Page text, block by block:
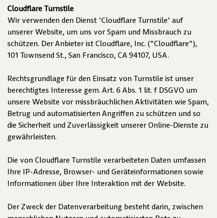
Cloudflare Turnstile
Wir verwenden den Dienst 'Cloudflare Turnstile' auf
unserer Website, um uns vor Spam und Missbrauch zu
schützen. Der Anbieter ist Cloudflare, Inc. ("Cloudflare"),
101 Townsend St., San Francisco, CA 94107, USA.
Rechtsgrundlage für den Einsatz von Turnstile ist unser
berechtigtes Interesse gem. Art. 6 Abs. 1 lit. f DSGVO um
unsere Website vor missbräuchlichen Aktivitäten wie Spam,
Betrug und automatisierten Angriffen zu schützen und so
die Sicherheit und Zuverlässigkeit unserer Online-Dienste zu
gewährleisten.
Die von Cloudflare Turnstile verarbeiteten Daten umfassen
Ihre IP-Adresse, Browser- und Geräteinformationen sowie
Informationen über Ihre Interaktion mit der Website.
Der Zweck der Datenverarbeitung besteht darin, zwischen